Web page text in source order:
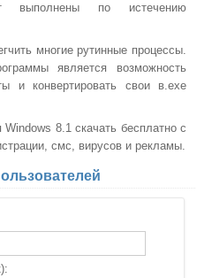
выполнены по истечению
многие рутинные процессы.
является возможность
и конвертировать свои в.exe
8.1 скачать бесплатно с
смс, вирусов и рекламы.